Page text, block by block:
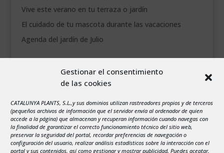
Gestionar el consentimiento
de las cookies
CATALUNYA PLANTS, S.L.,y sus dominios utilizan rastreadores propios y de terceros
(pequeños archivos de información que el servidor envía al ordenador de quien
accede a la página) que almacenan y recuperan información cuando navegas con
la finalidad de garantizar el correcto funcionamiento técnico del sitio web,
preservar la seguridad del portal, recordar preferencias de navegación o
configuración del usuario, realizar análisis estadísticos sobre la interacción con el
portal y sus contenidos, así como gestionar y mostrar publicidad. Puedes aceptar,
Vive este verano en tu terraza o jardín
El cuidado de tu mascota durante las vacaciones
Agenda del jardín de Julio
X J V S
3
4 5 6 7 8
9
10
11 12 13 14 15
16
17
18 19 20 21 22
23
24
25 26 27 28 29 30